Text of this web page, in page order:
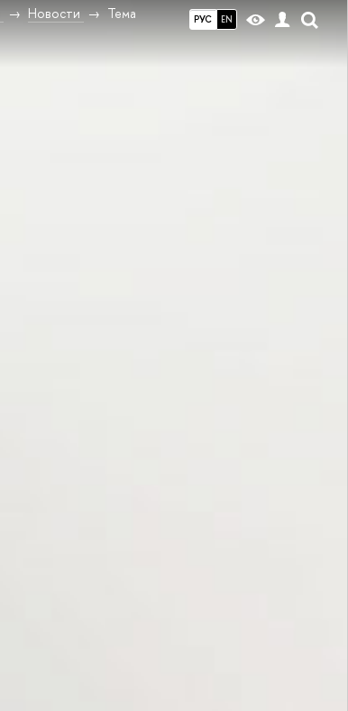
РУС EN
Новости
Тема